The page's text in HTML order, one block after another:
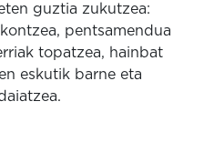
guztia zukutzea:
pentsamendua
topatzea, hainbat
eskutik barne eta